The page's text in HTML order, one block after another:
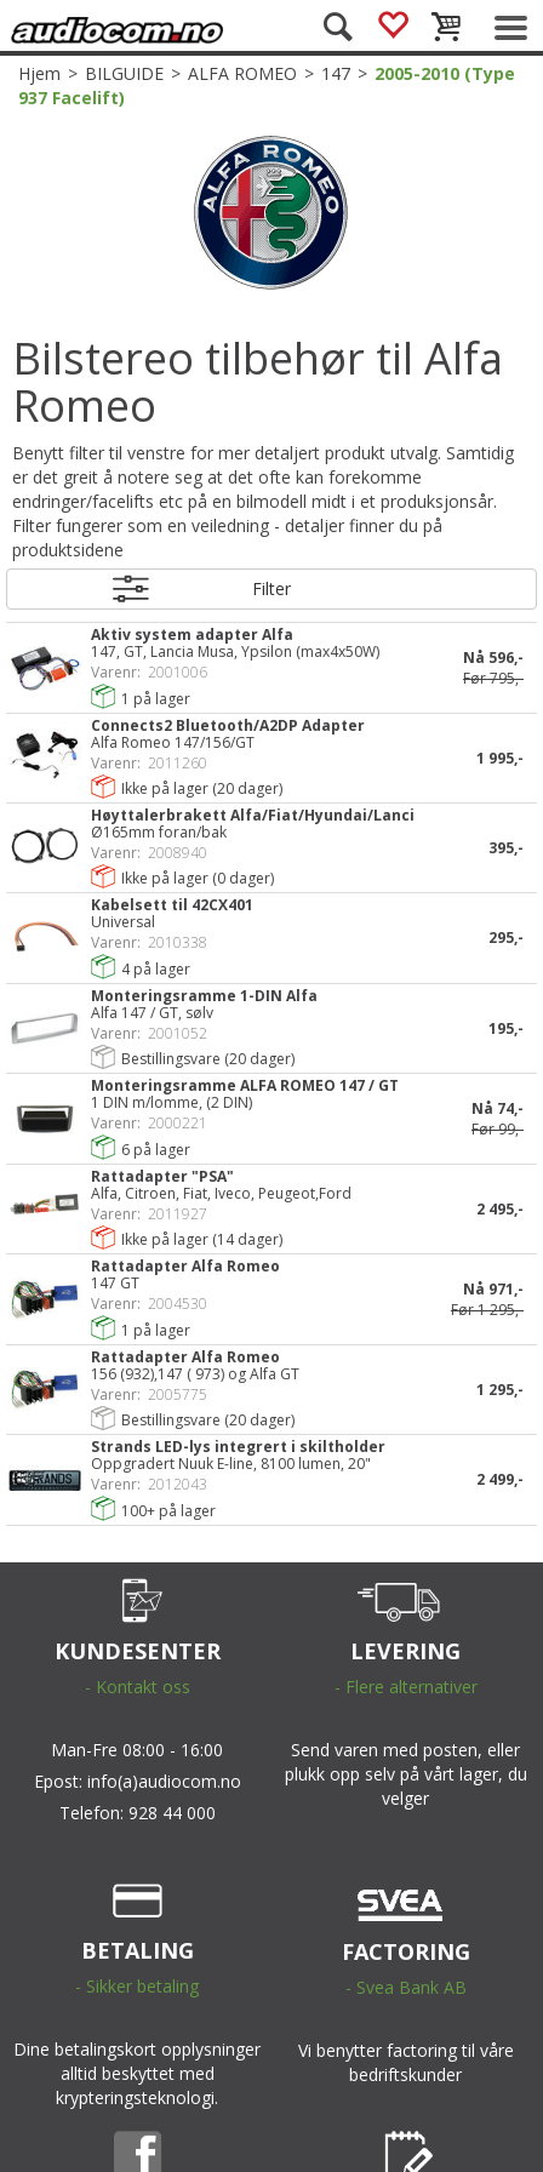
Hjem>BILGUIDE>ALFA ROMEO>147>2005-2010 (Type
937 Facelift)
Bilstereo tilbehør til Alfa
Romeo
Benytt filter til venstre for mer detaljert produkt utvalg. Samtidig
er det greit å notere seg at det ofte kan forekomme
endringer/facelifts etc på en bilmodell midt i et produksjonsår.
Filter fungerer som en veiledning - detaljer finner du på
produktsidene
Filter
Aktiv system adapter Alfa
147, GT, Lancia Musa, Ypsilon (max4x50W)
Varenr: 2001006
1 på lager
Nå 596,-
Før795,-
Connects2 Bluetooth/A2DP Adapter
Alfa Romeo 147/156/GT
Varenr: 2011260
Ikke på lager (20 dager)
1 995,-
Høyttalerbrakett Alfa/Fiat/Hyundai/Lanci
Ø165mm foran/bak
Varenr: 2008940
Ikke på lager (0 dager)
395,-
Kabelsett til 42CX401
Universal
Varenr: 2010338
4på lager
295,-
Monteringsramme 1-DIN Alfa
Alfa 147 / GT, sølv
Varenr: 2001052
Bestillingsvare (20 dager)
195,-
Monteringsramme ALFA ROMEO 147 / GT
1 DIN m/lomme, (2 DIN)
Varenr: 2000221
6 på lager
Nå 74,-
Før99,-
Rattadapter "PSA"
Alfa, Citroen, Fiat, Iveco, Peugeot,Ford
Varenr: 2011927
Ikke på lager (14dager)
2 495,-
Rattadapter Alfa Romeo
147 GT
Varenr: 2004530
1 på lager
Nå 971,-
Før1 295,-
Rattadapter Alfa Romeo
156 (932),147 ( 973) og Alfa GT
Varenr: 2005775
Bestillingsvare (20 dager)
1 295,-
Strands LED-lys integrert i skiltholder
Oppgradert Nuuk E-line, 8100 lumen, 20"
Varenr: 2012043
100+ på lager
2 499,-
KUNDESENTER
- Kontakt oss
Man-Fre 08:00 - 16:00
Epost: info(a)audiocom.no
Telefon: 928 44 000
LEVERING
- Flere alternativer
Send varen med posten, eller
plukk opp selv på vårt lager, du
velger
BETALING
- Sikker betaling
Dine betalingskort opplysninger
alltid beskyttet med
krypteringsteknologi.
FACTORING
- Svea Bank AB
Vi benytter factoring til våre
bedriftskunder